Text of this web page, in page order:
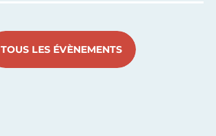
TOUS LES ÉVÈNEMENTS